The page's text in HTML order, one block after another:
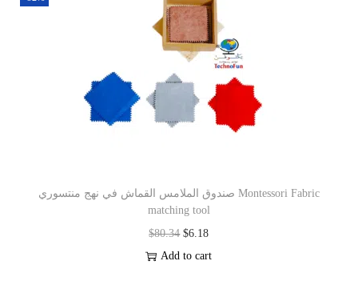
صندوق الملامس القماش في نهج منتسوري Montessori Fabric
matching tool
$80.34 $6.18
Add to cart